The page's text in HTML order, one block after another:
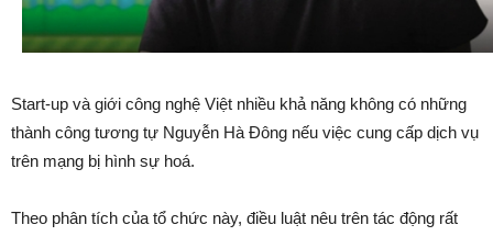
Start-up và giới công nghệ Việt nhiều khả năng không có những
thành công tương tự Nguyễn Hà Đông nếu việc cung cấp dịch vụ
trên mạng bị hình sự hoá.
Theo phân tích của tổ chức này, điều luật nêu trên tác động rất